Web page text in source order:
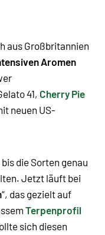
aus Großbritannien
Aromen
41, Cherry Pie
neuen US-
die Sorten genau
Jetzt läuft bei
“, das gezielt auf
Terpenprofil
sich diesen